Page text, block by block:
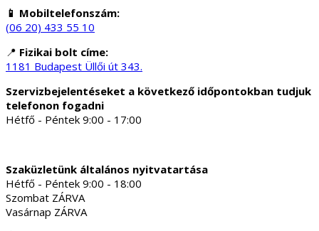
📱 Mobiltelefonszám:
(06 20) 433 55 10
📍 Fizikai bolt címe:
1181 Budapest Üllői út 343.
Szervizbejelentéseket a következő időpontokban tudjuk
telefonon fogadni
Hétfő - Péntek 9:00 - 17:00
Szaküzletünk általános nyitvatartása
Hétfő - Péntek 9:00 - 18:00
Szombat ZÁRVA
Vasárnap ZÁRVA